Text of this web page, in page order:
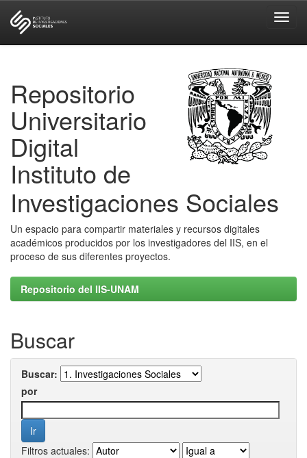
Repositorio
Universitario
Digital
Instituto de
Investigaciones Sociales
Un espacio para compartir materiales y recursos digitales
académicos producidos por los investigadores del IIS, en el
proceso de sus diferentes proyectos.
Repositorio del IIS-UNAM
Buscar
Buscar:
por
Filtros actuales: